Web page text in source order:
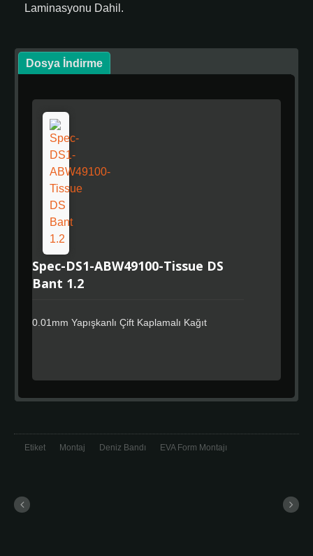
Laminasyonu Dahil.
Dosya İndirme
Spec-DS1-ABW49100-Tissue DS
Bant 1.2
0.01mm Yapışkanlı Çift Kaplamalı Kağıt
Etiket Montaj Deniz Bandı EVA Form Montajı